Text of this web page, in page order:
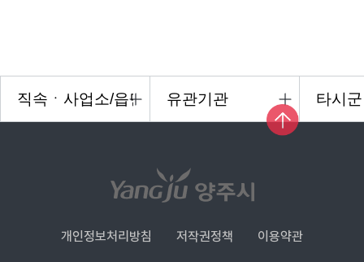
개인정보처리방침 저작권정책 이용약관